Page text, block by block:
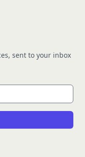
sent to your inbox